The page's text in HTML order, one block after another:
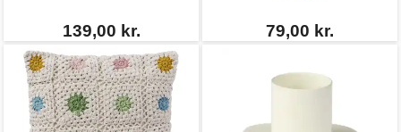
139,00 kr. 79,00 kr.